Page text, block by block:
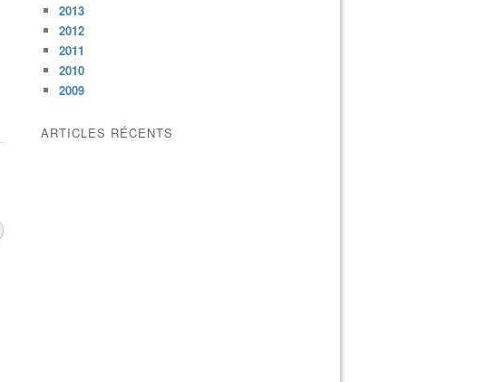
2013
2012
2011
2010
2009
ARTICLES RÉCENTS